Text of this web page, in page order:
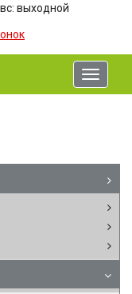
выходной
Toggle